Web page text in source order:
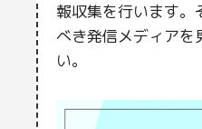
報収集を行います。
べき発信メディアを
い。